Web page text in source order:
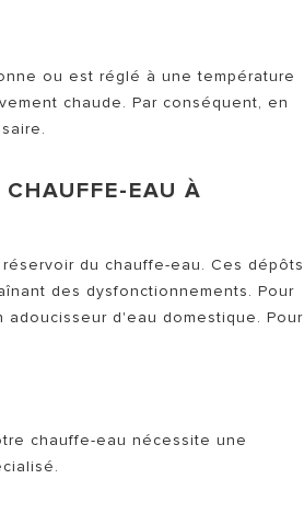
ou est réglé à une température
chaude. Par conséquent, en
EAU À
du chauffe-eau. Ces dépôts
des dysfonctionnements. Pour
d'eau domestique. Pour
chauffe-eau nécessite une